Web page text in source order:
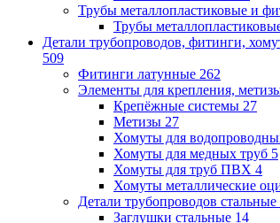
Трубы металлопластиковые и
Трубы
Детали трубопроводов, фитинги,
509
Фитинги латунные 262
Элементы для крепления,
Крепёжные системы 27
Метизы 27
Хомуты для
Хомуты для медных труб 5
Хомуты для труб ПВХ 4
Хомуты металлические
Детали трубопроводов стальные
Заглушки стальные 14